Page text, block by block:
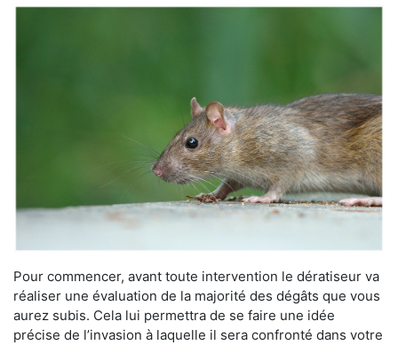
Pour commencer, avant toute intervention le dératiseur va
réaliser une évaluation de la majorité des dégâts que vous
aurez subis. Cela lui permettra de se faire une idée
précise de l’invasion à laquelle il sera confronté dans votre